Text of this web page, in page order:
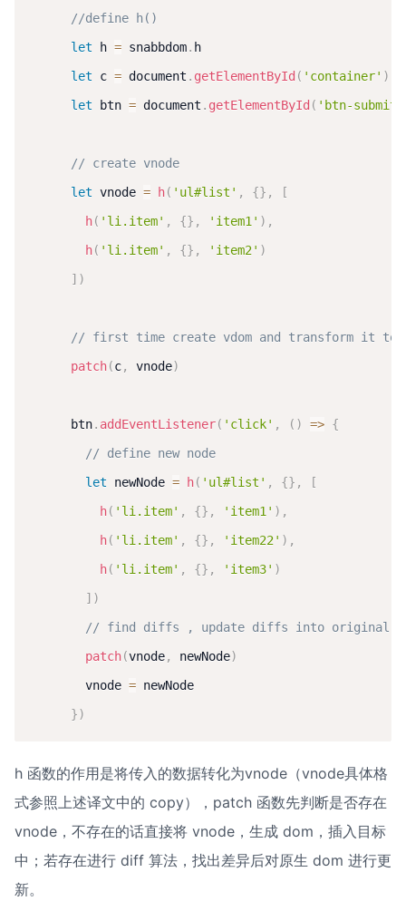
//define h()
let h = snabbdom. h
let c = document . getElementById ( 'container' )
let btn = document . getElementById ( 'btn-submit'
// create vnode
let vnode = h( 'ul#list' , {} ,
[
h( 'li.item' , {} , 'item1' ) ,
h( 'li.item' , {} , 'item2' )
] )
// first time create vdom and transform it to
patch(c, vnode)
      btn
. addEventListener( 'click' , ( ) => {
// define new node
let newNode = h( 'ul#list' , {} ,
[
h( 'li.item' , {} , 'item1' ) ,
h( 'li.item' , {} , 'item22' ) ,
h( 'li.item' , {} , 'item3' )
] )
// find diffs , update diffs into original
patch(vnode, newNode)
        vnode
= newNode
})
h 函数的作用是将传入的数据转化为vnode（vnode具体格
式参照上述译文中的 copy），patch 函数先判断是否存在
vnode，不存在的话直接将 vnode，生成 dom，插入目标
中；若存在进行 diff 算法，找出差异后对原生 dom 进行更
新。